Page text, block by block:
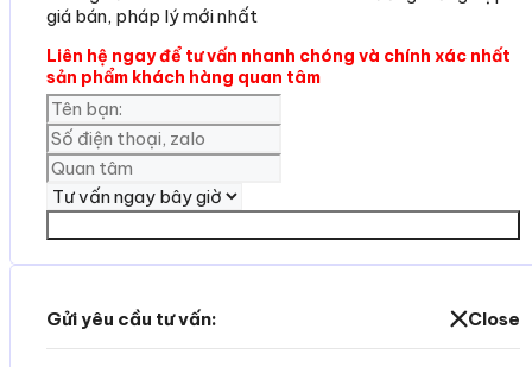
giá bán, pháp lý mới nhất
Liên hệ ngay để tư vấn nhanh chóng và chính xác nhất
sản phẩm khách hàng quan tâm
Gửi yêu cầu tư vấn: Close